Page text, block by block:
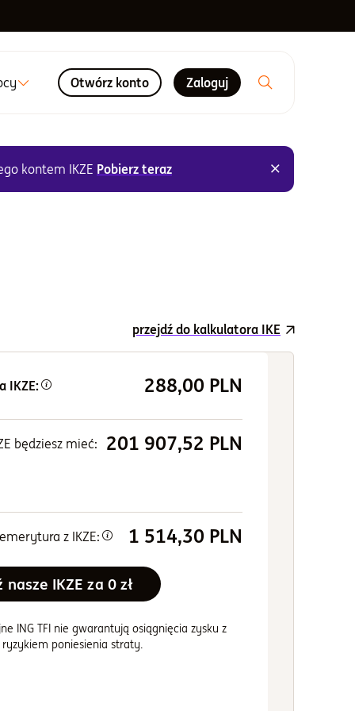
Otwórz konto Zaloguj
kontem IKZE Pobierz teraz ×
przejdź do kalkulatora IKE
IKZE:
288,00 PLN
będziesz mieć: 201 907,52 PLN
30lat: 72 000,00 PLN
inwestycji
Czas.
200 000 PLN
z IKZE: 1 514,30 PLN
nasze IKZE za 0 zł
ING TFI nie gwarantują osiągnięcia zysku z
poniesienia straty.